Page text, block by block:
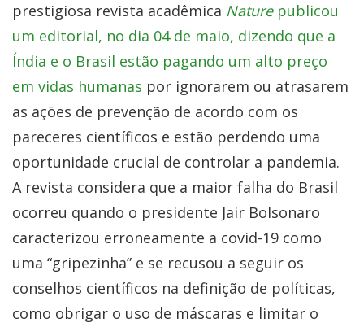
prestigiosa revista acadêmica Naturepublicou
um editorial, no dia 04 de maio, dizendo que a
Índia e o Brasil estão pagando um alto preço
em vidas humanas por ignorarem ou atrasarem
as ações de prevenção de acordo com os
pareceres científicos e estão perdendo uma
oportunidade crucial de controlar a pandemia.
A revista considera que a maior falha do Brasil
ocorreu quando o presidente Jair Bolsonaro
caracterizou erroneamente a covid-19 como
uma “gripezinha” e se recusou a seguir os
conselhos científicos na definição de políticas,
como obrigar o uso de máscaras e limitar o